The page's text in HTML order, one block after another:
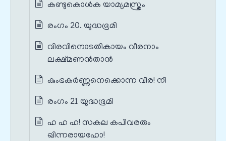
കണ്ടുകൊൾക യാമ്യമസ്ത്രം
രംഗം 20. യുദ്ധഭൂമി
വിരവിനൊടതികായം വീരനാം
ലക്ഷ്മണൻതാൻ
കുംഭകർണ്ണനെക്കൊന്ന വീര! നീ
രംഗം 21 യുദ്ധഭൂമി
ഹ ഹ ഹ! സകല കപിവരരും
ഖിന്നരായഹോ!